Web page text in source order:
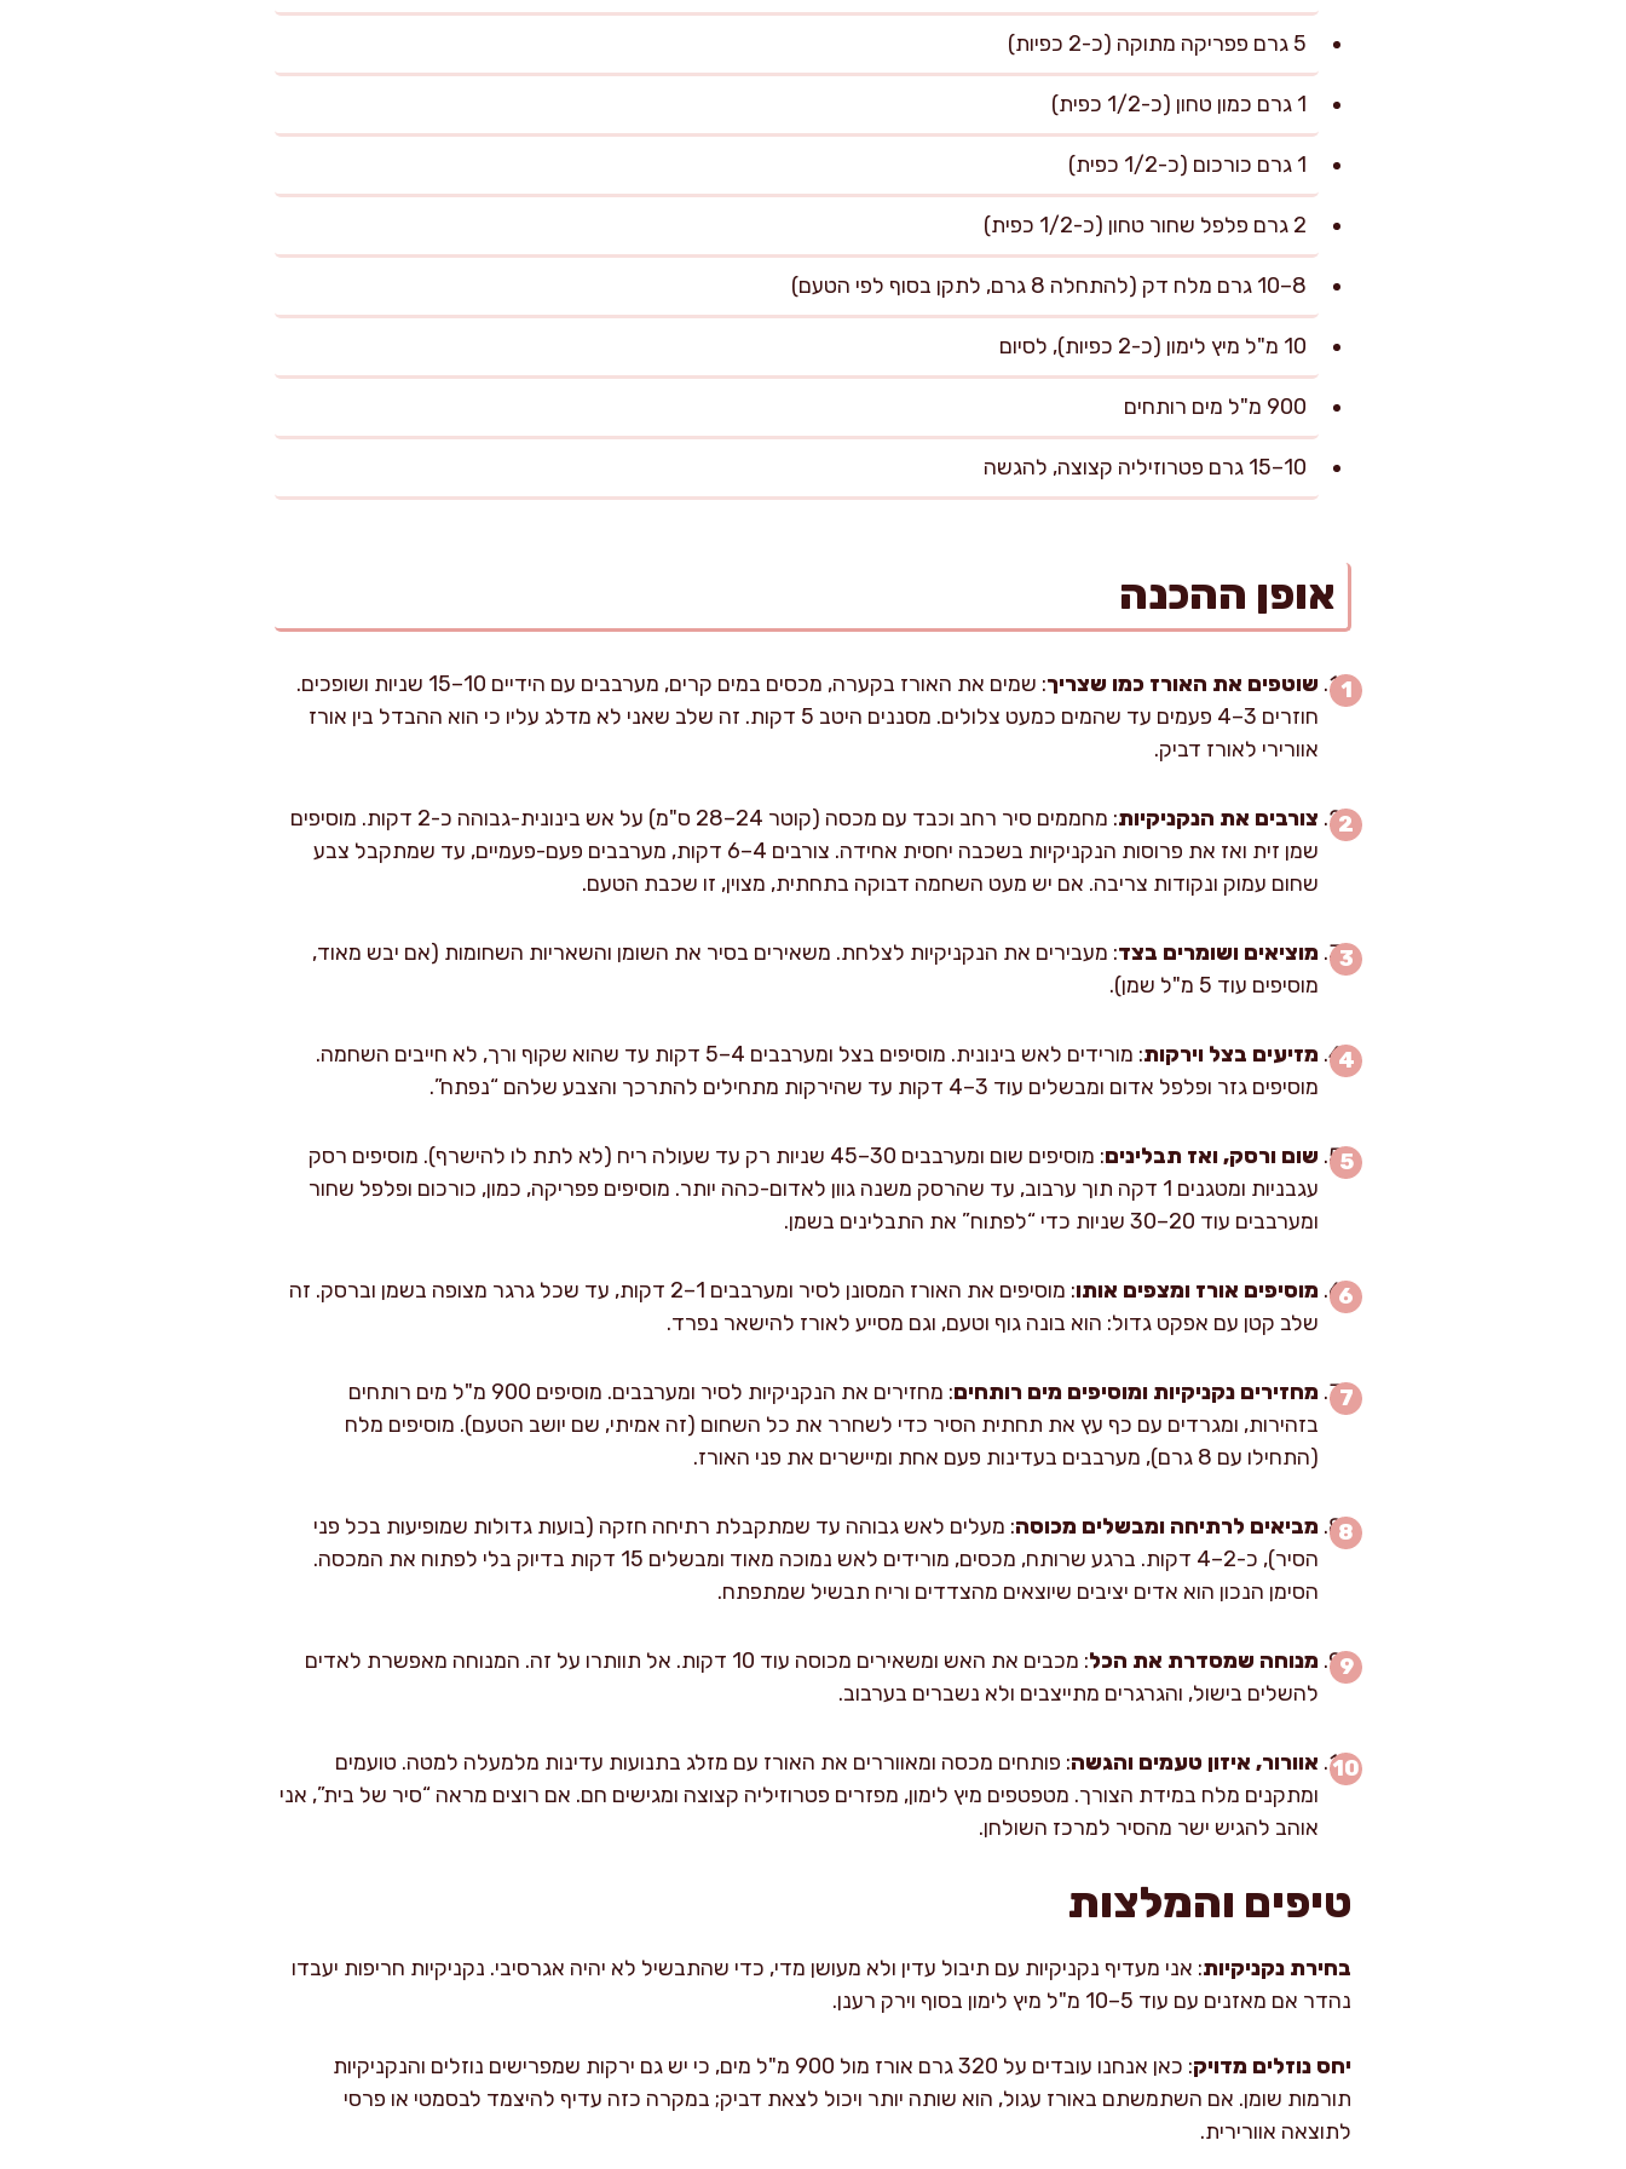
5 גרם פפריקה מתוקה (כ-2 כפיות)
1 גרם כמון טחון (כ-1/2 כפית)
1 גרם כורכום (כ-1/2 כפית)
2 גרם פלפל שחור טחון (כ-1/2 כפית)
8–10 גרם מלח דק (להתחלה 8 גרם, לתקן בסוף לפי הטעם)
10 מ"ל מיץ לימון (כ-2 כפיות), לסיום
900 מ"ל מים רותחים
10–15 גרם פטרוזיליה קצוצה, להגשה
אופן ההכנה
שוטפים את האורז כמו שצריך
: שמים את האורז בקערה, מכסים במים קרים, מערבבים עם הידיים 10–15 שניות ושופכים.
חוזרים 3–4 פעמים עד שהמים כמעט צלולים. מסננים היטב 5 דקות. זה שלב שאני לא מדלג עליו כי הוא ההבדל בין אורז
אוורירי לאורז דביק.
צורבים את הנקניקיות
: מחממים סיר רחב וכבד עם מכסה (קוטר 24–28 ס"מ) על אש בינונית-גבוהה כ-2 דקות. מוסיפים
שמן זית ואז את פרוסות הנקניקיות בשכבה יחסית אחידה. צורבים 4–6 דקות, מערבבים פעם-פעמיים, עד שמתקבל צבע
שחום עמוק ונקודות צריבה. אם יש מעט השחמה דבוקה בתחתית, מצוין, זו שכבת הטעם.
מוציאים ושומרים בצד: מעבירים את הנקניקיות לצלחת. משאירים בסיר את השומן והשאריות השחומות (אם יבש מאוד,
מוסיפים עוד 5 מ"ל שמן).
מזיעים בצל וירקות
: מורידים לאש בינונית. מוסיפים בצל ומערבבים 4–5 דקות עד שהוא שקוף ורך, לא חייבים השחמה.
מוסיפים גזר ופלפל אדום ומבשלים עוד 3–4 דקות עד שהירקות מתחילים להתרכך והצבע שלהם “נפתח”.
שום ורסק, ואז תבלינים
: מוסיפים שום ומערבבים 30–45 שניות רק עד שעולה ריח (לא לתת לו להישרף). מוסיפים רסק
עגבניות ומטגנים 1 דקה תוך ערבוב, עד שהרסק משנה גוון לאדום-כהה יותר. מוסיפים פפריקה, כמון, כורכום ופלפל שחור
ומערבבים עוד 20–30 שניות כדי “לפתוח” את התבלינים בשמן.
מוסיפים אורז ומצפים אותו
: מוסיפים את האורז המסונן לסיר ומערבבים 1–2 דקות, עד שכל גרגר מצופה בשמן וברסק. זה
שלב קטן עם אפקט גדול: הוא בונה גוף וטעם, וגם מסייע לאורז להישאר נפרד.
מחזירים נקניקיות ומוסיפים מים רותחים
: מחזירים את הנקניקיות לסיר ומערבבים. מוסיפים 900 מ"ל מים רותחים
בזהירות, ומגרדים עם כף עץ את תחתית הסיר כדי לשחרר את כל השחום (זה אמיתי, שם יושב הטעם). מוסיפים מלח
(התחילו עם 8 גרם), מערבבים בעדינות פעם אחת ומיישרים את פני האורז.
מביאים לרתיחה ומבשלים מכוסה: מעלים לאש גבוהה עד שמתקבלת רתיחה חזקה (בועות גדולות שמופיעות בכל פני
הסיר), כ-2–4 דקות. ברגע שרותח, מכסים, מורידים לאש נמוכה מאוד ומבשלים 15 דקות בדיוק בלי לפתוח את המכסה.
הסימן הנכון הוא אדים יציבים שיוצאים מהצדדים וריח תבשיל שמתפתח.
מנוחה שמסדרת את הכל
: מכבים את האש ומשאירים מכוסה עוד 10 דקות. אל תוותרו על זה. המנוחה מאפשרת לאדים
להשלים בישול, והגרגרים מתייצבים ולא נשברים בערבוב.
אוורור, איזון טעמים והגשה: פותחים מכסה ומאווררים את האורז עם מזלג בתנועות עדינות מלמעלה למטה. טועמים
ומתקנים מלח במידת הצורך. מטפטפים מיץ לימון, מפזרים פטרוזיליה קצוצה ומגישים חם. אם רוצים מראה “סיר של בית”, אני
אוהב להגיש ישר מהסיר למרכז השולחן.
טיפים והמלצות
בחירת נקניקיות: אני מעדיף נקניקיות עם תיבול עדין ולא מעושן מדי, כדי שהתבשיל לא יהיה אגרסיבי. נקניקיות חריפות יעבדו
נהדר אם מאזנים עם עוד 5–10 מ"ל מיץ לימון בסוף וירק רענן.
יחס נוזלים מדויק
: כאן אנחנו עובדים על 320 גרם אורז מול 900 מ"ל מים, כי יש גם ירקות שמפרישים נוזלים והנקניקיות
תורמות שומן. אם השתמשתם באורז עגול, הוא שותה יותר ויכול לצאת דביק; במקרה כזה עדיף להיצמד לבסמטי או פרסי
לתוצאה אוורירית.